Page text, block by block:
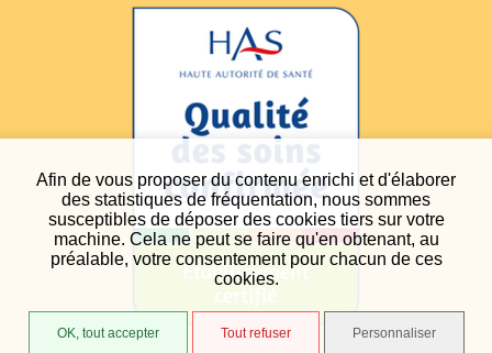
Afin de vous proposer du contenu enrichi et d'élaborer
des statistiques de fréquentation, nous sommes
susceptibles de déposer des cookies tiers sur votre
machine. Cela ne peut se faire qu'en obtenant, au
préalable, votre consentement pour chacun de ces
cookies.
OK, tout accepter Tout refuser Personnaliser